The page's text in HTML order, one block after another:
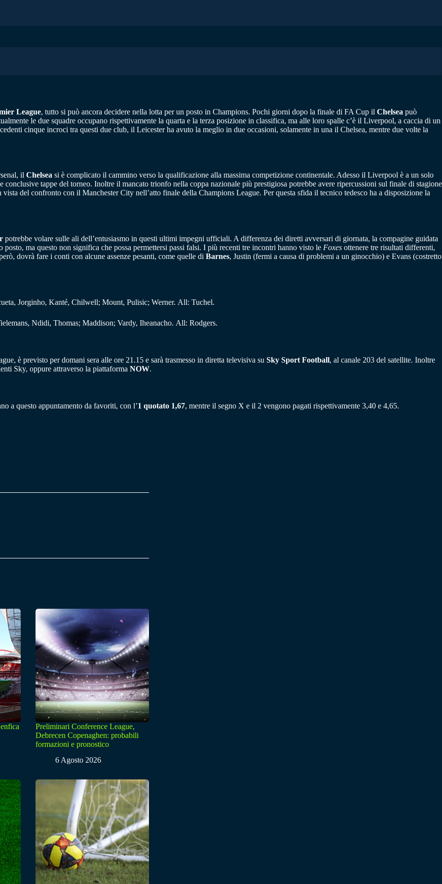
League, tutto si può ancora decidere nella lotta per un posto in Champions. Pochi giorni dopo la finale di FA Cup il Chelsea può
le due squadre occupano rispettivamente la quarta e la terza posizione in classifica, ma alle loro spalle c’è il Liverpool, a caccia di un
cinque incroci tra questi due club, il Leicester ha avuto la meglio in due occasioni, solamente in una il Chelsea, mentre due volte la
il Chelsea si è complicato il cammino verso la qualificazione alla massima competizione continentale. Adesso il Liverpool è a un solo
conclusive tappe del torneo. Inoltre il mancato trionfo nella coppa nazionale più prestigiosa potrebbe avere ripercussioni sul finale di stagione
del confronto con il Manchester City nell’atto finale della Champions League. Per questa sfida il tecnico tedesco ha a disposizione la
potrebbe volare sulle ali dell’entusiasmo in questi ultimi impegni ufficiali. A differenza dei diretti avversari di giornata, la compagine guidata
ma questo non significa che possa permettersi passi falsi. I più recenti tre incontri hanno visto le Foxes ottenere tre risultati differenti,
dovrà fare i conti con alcune assenze pesanti, come quelle di Barnes, Justin (fermi a causa di problemi a un ginocchio) e Evans (costretto
Jorginho, Kanté, Chilwell; Mount, Pulisic; Werner. All: Tuchel.
Ndidi, Thomas; Maddison; Vardy, Iheanacho. All: Rodgers.
è previsto per domani sera alle ore 21.15 e sarà trasmesso in diretta televisiva su Sky Sport Football, al canale 203 del satellite. Inoltre
Sky, oppure attraverso la piattaforma NOW.
a questo appuntamento da favoriti, con l’1 quotato 1,67, mentre il segno X e il 2 vengono pagati rispettivamente 3,40 e 4,65.
Preliminari Conference League,
Debrecen Copenaghen: probabili
formazioni e pronostico
6 Agosto 2026